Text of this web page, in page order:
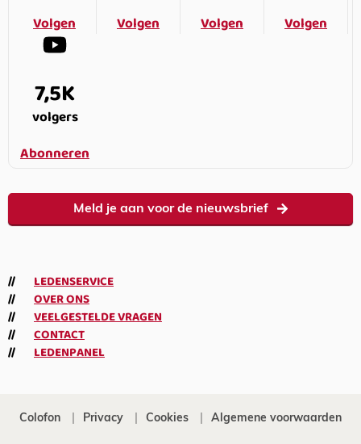
Volgen
Volgen
Volgen
Volgen
7,5K
volgers
Abonneren
Meld je aan voor de nieuwsbrief
LEDENSERVICE
OVER ONS
VEELGESTELDE VRAGEN
CONTACT
LEDENPANEL
Colofon Privacy Cookies Algemene voorwaarden